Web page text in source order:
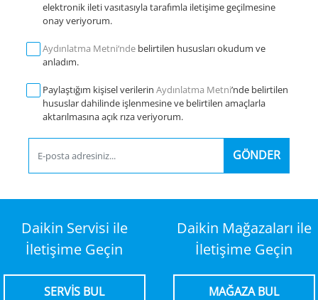
elektronik ileti vasıtasıyla tarafımla iletişime geçilmesine
onay veriyorum.
Aydınlatma Metni‘nde belirtilen hususları okudum ve
anladım.
Paylaştığım kişisel verilerin Aydınlatma Metni’nde belirtilen
hususlar dahilinde işlenmesine ve belirtilen amaçlarla
aktarılmasına açık rıza veriyorum.
GÖNDER
Daikin Servisi ile
İletişime Geçin
SERVİS BUL
Daikin Mağazaları ile
İletişime Geçin
MAĞAZA BUL